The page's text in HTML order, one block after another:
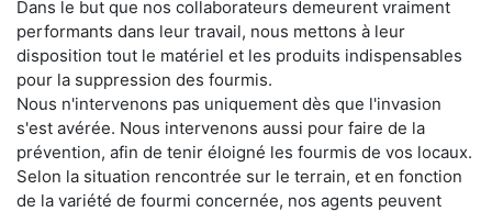
Dans le but que nos collaborateurs demeurent vraiment
performants dans leur travail, nous mettons à leur
disposition tout le matériel et les produits indispensables
pour la suppression des fourmis.
Nous n'intervenons pas uniquement dès que l'invasion
s'est avérée. Nous intervenons aussi pour faire de la
prévention, afin de tenir éloigné les fourmis de vos locaux.
Selon la situation rencontrée sur le terrain, et en fonction
de la variété de fourmi concernée, nos agents peuvent